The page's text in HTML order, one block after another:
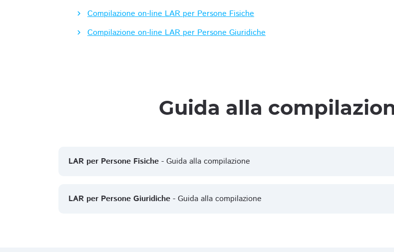
Compilazione on-line LAR per Persone Fisiche
Compilazione on-line LAR per Persone Giuridiche
Guida alla
LAR per Persone Fisiche - Guida alla compilazione
LAR per Persone Giuridiche - Guida alla compilazione